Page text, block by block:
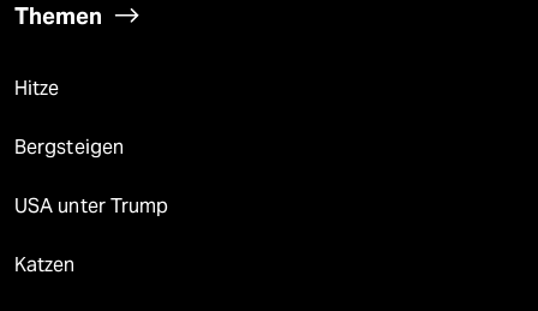
Themen
Hitze
Bergsteigen
USA unter Trump
Katzen